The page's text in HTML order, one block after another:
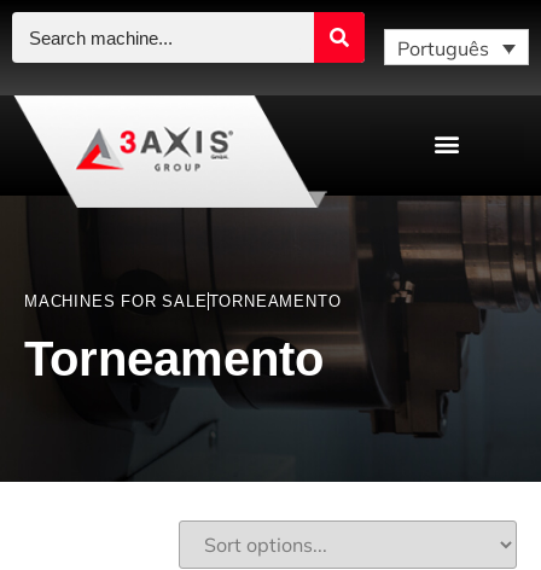
Português
MACHINES FOR SALE TORNEAMENTO
Torneamento